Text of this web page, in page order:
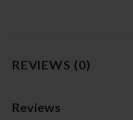
REVIEWS (0)
Reviews